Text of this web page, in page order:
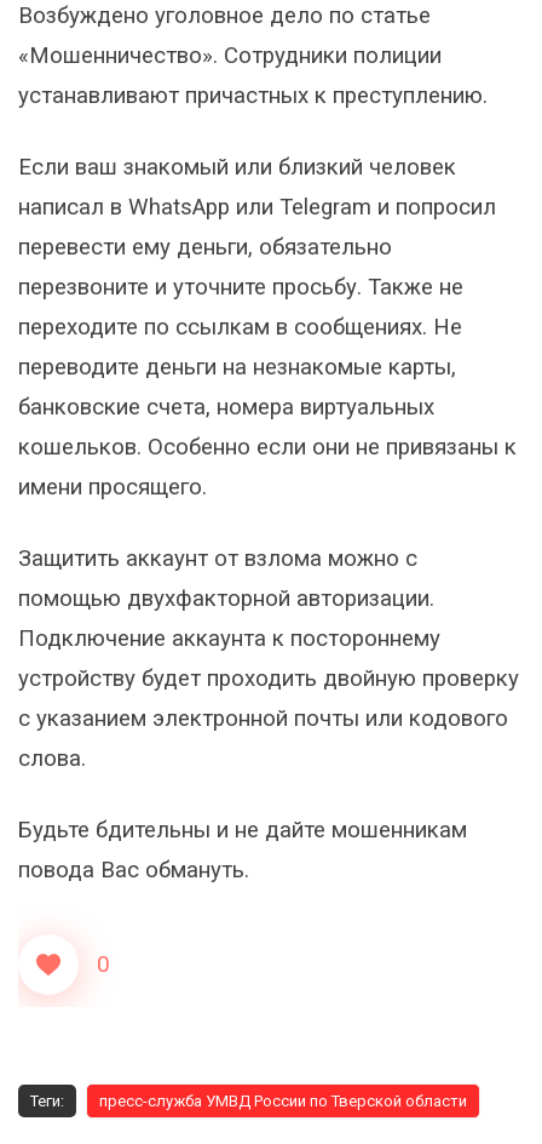
Возбуждено уголовное дело по статье
«Мошенничество». Сотрудники полиции
устанавливают причастных к преступлению.
Если ваш знакомый или близкий человек
написал в WhatsApp или Telegram и попросил
перевести ему деньги, обязательно
перезвоните и уточните просьбу. Также не
переходите по ссылкам в сообщениях. Не
переводите деньги на незнакомые карты,
банковские счета, номера виртуальных
кошельков. Особенно если они не привязаны к
имени просящего.
Защитить аккаунт от взлома можно с
помощью двухфакторной авторизации.
Подключение аккаунта к постороннему
устройству будет проходить двойную проверку
с указанием электронной почты или кодового
слова.
Будьте бдительны и не дайте мошенникам
повода Вас обмануть.
0
Теги: пресс-служба УМВД России по Тверской области